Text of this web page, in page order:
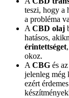
teszi, hogy a
a probléma
ACBD olaj
hatásos,
érintettséget
okoz.
ACBG és az
jelenleg még
ezért